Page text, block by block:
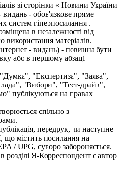
зі сторінки « Новини України
видань - обов'язкове пряме
систем гіперпосилання .
в незалежності від
використання матеріалів.
- видань) - повинна бути
або в першому абзаці
"Експертиза", "Заява",
"Вибори", "Тест-драйв",
публікуються на правах
спільно з
передрук, чи наступне
що містить посилання на
/ UPG, суворо забороняється.
розділі Я-Корреспондент є автор